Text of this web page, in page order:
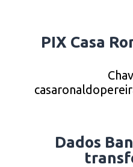
PIX Casa
Dados